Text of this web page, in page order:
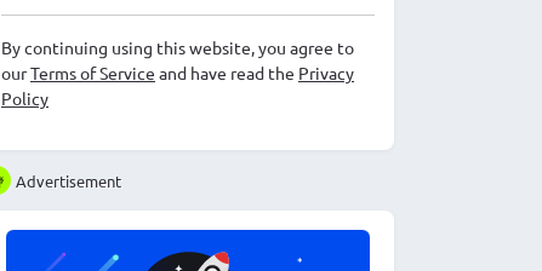
By continuing using this website, you agree to
ourTerms of Service and have read the Privacy
Policy
Advertisement